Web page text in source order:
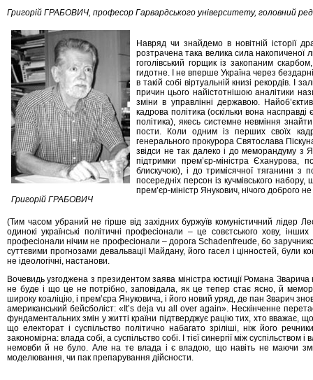
Григорій ГРАБОВИЧ, професор Гарвардського університету, головний
Григорій ГРАБОВИЧ
Навряд чи знайдемо в новітній історії
розтрачена така велика сила накопиченої
гоголівський горщик із закопаним
гидотне. І не вперше Україна через
в такій собі віртуальній книзі рекордів.
причин цього найістотнішою аналітики
зміни в управлінні державою.
кадрова політика (оскільки вона
політика), якесь системне невміння
пости. Коли одним із перших своїх
генерального прокурора Святослава
звідси не так далеко і до меморандуму з
підтримки прем’єр-міністра Єханурова,
блискучою), і до тримісячної тяганини з
посередніх персон із кучмівського
прем’єр-міністр Янукович, нічого доброго
(Тим часом убраний не гірше від західних буржуїв комуністичний лідер
одинокі українські політичні професіонали – це совєтського хову,
професіонали нічим не професіонали – дорога Schadenfreude, бо
суттєвими прогнозами девальвації Майдану, його гасел і цінностей, були
не ідеологічні, настанови.
Вочевидь узгоджена з президентом заява міністра юстиції Романа Зварича
не буде і що це не потрібно, заповідала, як це тепер стає ясно, й
широку коаліцію, і прем’єра Януковича, і його новий уряд, де пан Зварич
американський бейсболіст: «It’s deja vu all over again». Нескінченне
фундаментальних змін у житті країни підтверджує рацію тих, хто вважає,
що електорат і суспільство політично набагато зріліші, ніж його
закономірна: влада собі, а суспільство собі. І тієї синергії між
немовби й не було. Але на те влада і є владою, що навіть не маючи
моделювання, чи пак препарування дійсности.